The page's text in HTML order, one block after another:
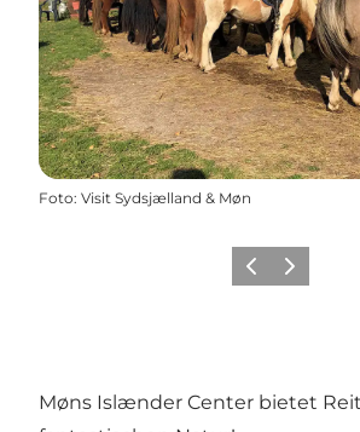
Foto: Visit Sydsjælland & Møn
ZurückWeiter
Møns Islænder Center bietet